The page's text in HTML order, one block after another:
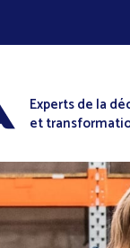
Experts de la
et